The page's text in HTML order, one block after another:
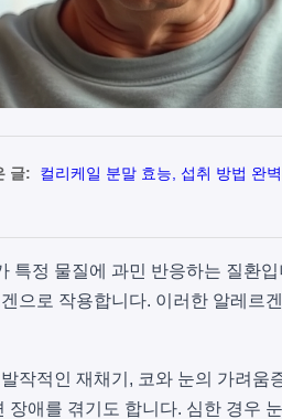
글:
컬리케일 분말 효능, 섭취 방법 완
특정 물질에 과민 반응하는 질환
으로 작용합니다. 이러한 알레르
작적인 재채기, 코와 눈의 가려움
장애를 겪기도 합니다. 심한 경우